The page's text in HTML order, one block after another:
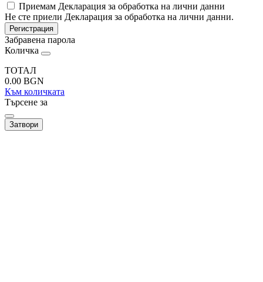
Приемам Декларация за обработка на лични данни
Не сте приели Декларация за обработка на лични данни.
Регистрация
Забравена парола
Количка
ТОТАЛ
0.00 BGN
Към количката
Търсене за
Затвори